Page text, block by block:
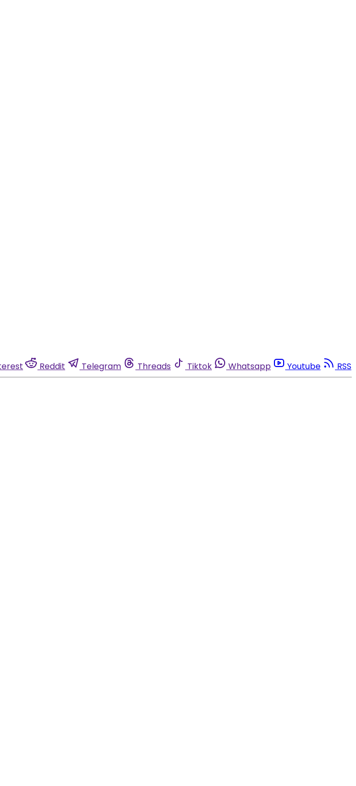
Reddit Telegram Threads Tiktok Whatsapp Youtube RSS